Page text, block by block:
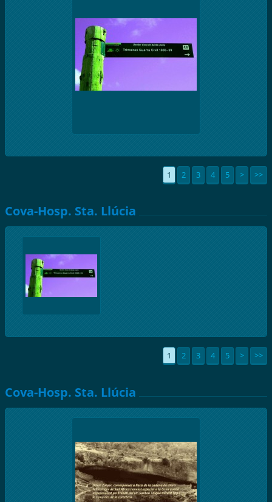
1 2 3 4 5 > >>
Cova-Hosp. Sta. Llúcia
1 2 3 4 5 > >>
Cova-Hosp. Sta. Llúcia